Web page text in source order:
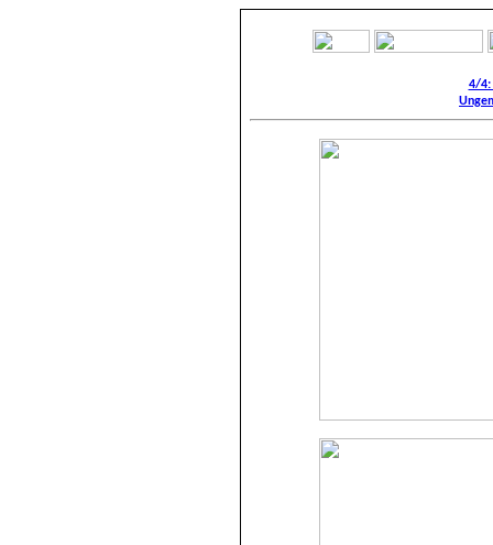
4/4: